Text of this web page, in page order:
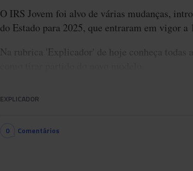
O IRS Jovem foi alvo de várias mudanças,
do Estado para 2025, que entraram em vigor a
Na rubrica 'Explicador' de hoje conheça todas
EXPLICADOR
0 Comentários